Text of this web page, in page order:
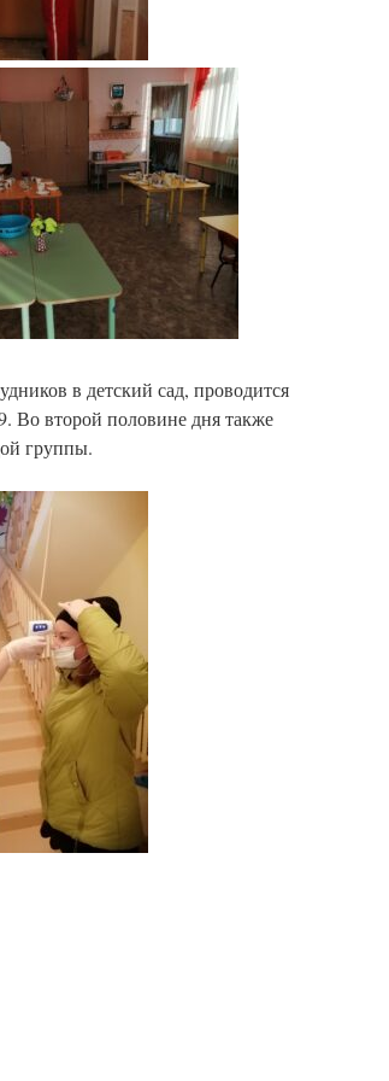
в детский сад, проводится
Во второй половине дня также
группы.